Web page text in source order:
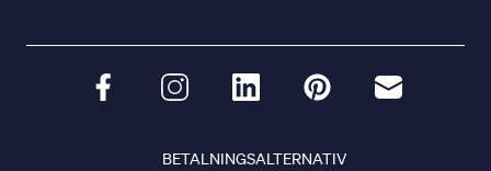
BETALNINGSALTERNATIV